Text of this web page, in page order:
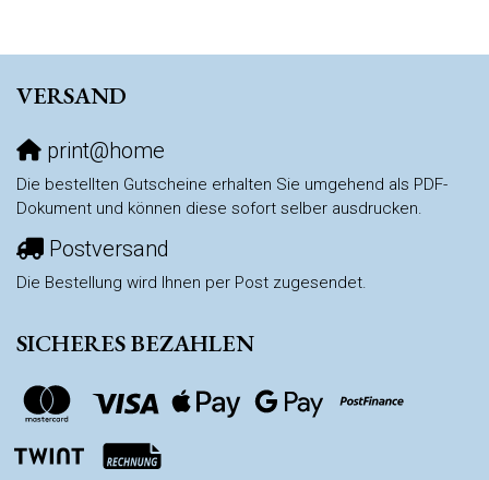
VERSAND
print@home
Die bestellten Gutscheine erhalten Sie umgehend als PDF-
Dokument und können diese sofort selber ausdrucken.
Postversand
Die Bestellung wird Ihnen per Post zugesendet.
SICHERES BEZAHLEN